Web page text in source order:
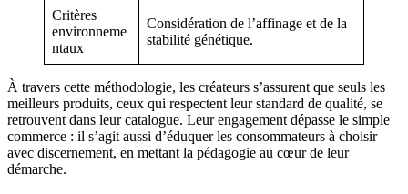
Critères
environneme
ntaux
Considération de l’affinage et de la
stabilité génétique.
À travers cette méthodologie, les créateurs s’assurent que seuls les
meilleurs produits, ceux qui respectent leur standard de qualité, se
retrouvent dans leur catalogue. Leur engagement dépasse le simple
commerce : il s’agit aussi d’éduquer les consommateurs à choisir
avec discernement, en mettant la pédagogie au cœur de leur
démarche.